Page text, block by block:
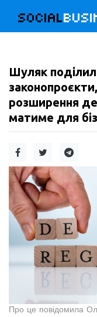
SOCIAL
Шуляк
розширення
матиме для
Про це повідомила